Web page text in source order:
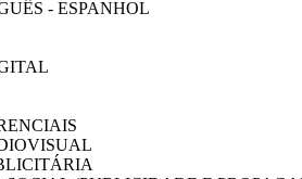
- ESPANHOL